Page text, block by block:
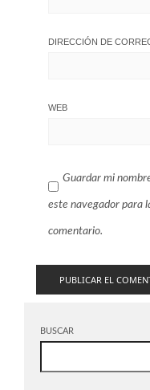
DIRECCIÓN DE
WEB
Guardar mi
este navegador para
comentario.
BUSCAR